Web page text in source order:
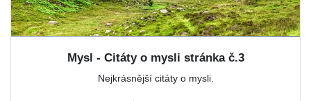
Mysl - Citáty o mysli stránka č.3
Nejkrásnější citáty o mysli.